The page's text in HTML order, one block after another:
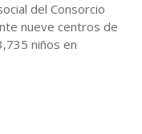
del Consorcio
nueve centros de
niños en